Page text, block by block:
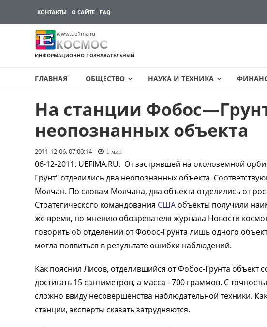
КОНТАКТЫ О САЙТЕ FAQ
www.uefima.ru
КОСМОС
ИНФОРМАЦИОННО ПОЗНАВАТЕЛЬНЫЙ
ГЛАВНАЯ ОБЩЕСТВО НАУКА И ТЕХНИКА
содержимому
На станции
неопознанных объекта
2011-12-06, 07:00:14| 1 мин
06-12-2011: UEFIMA.RU: От застрявшей на околоземной
Грунт" отделились два неопознанных объекта.
Молчан. По словам Молчана, два объекта отделились от
Стратегического командования США объекты получили
же время, по мнению обозревателя журнала Новости
говорить об отделении от Фобос-Грунта лишь одного
могла появиться в результате ошибки наблюдений.
Как пояснил Лисов, отделившийся от Фобос-Грунта объект
достигать 15 сантиметров, а масса - 700 граммов. С
сложно ввиду несовершенства наблюдательной техники.
станции, эксперты сказать затрудняются.